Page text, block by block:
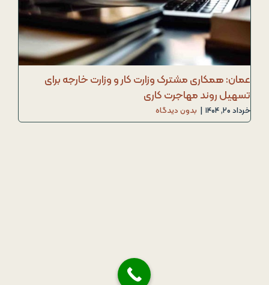
عمان: همکاری مشترک وزارت کار و وزارت خارجه برای
تسهیل روند مهاجرت کاری
خرداد ۲۰, ۱۴۰۴ | بدون دیدگاه